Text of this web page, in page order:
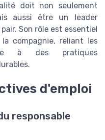
doit non seulement
aussi être un leader
Son rôle est essentiel
compagnie, reliant les
à des pratiques
d'emploi
responsable